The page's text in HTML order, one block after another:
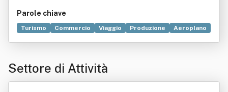
Parole chiave
Turismo Commercio Viaggio Produzione
Aeroplano
Settore di Attività